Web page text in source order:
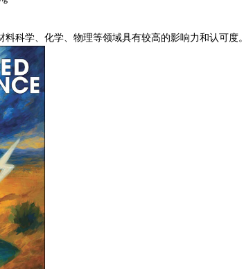
料科学、化学、物理等领域具有较高的影响力和认可度。